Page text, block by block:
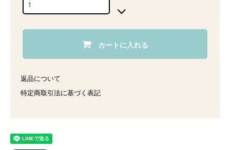
カートに入れる
返品について
特定商取引法に基づく表記